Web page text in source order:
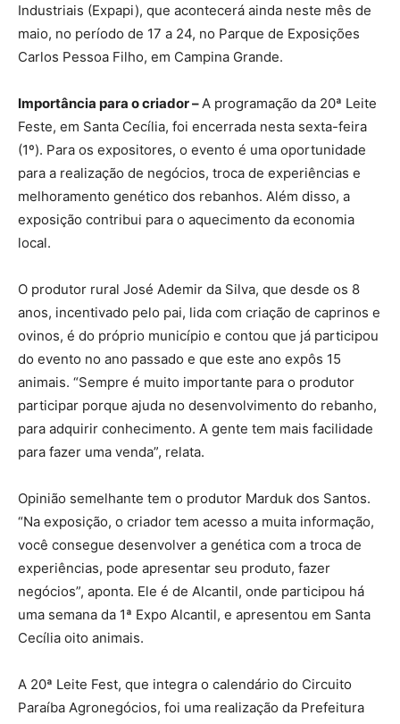
Industriais (Expapi), que acontecerá ainda neste mês de
maio, no período de 17 a 24, no Parque de Exposições
Carlos Pessoa Filho, em Campina Grande.
Importância para o criador –A programação da 20ª Leite
Feste, em Santa Cecília, foi encerrada nesta sexta-feira
(1º). Para os expositores, o evento é uma oportunidade
para a realização de negócios, troca de experiências e
melhoramento genético dos rebanhos. Além disso, a
exposição contribui para o aquecimento da economia
local.
O produtor rural José Ademir da Silva, que desde os 8
anos, incentivado pelo pai, lida com criação de caprinos e
ovinos, é do próprio município e contou que já participou
do evento no ano passado e que este ano expôs 15
animais. “Sempre é muito importante para o produtor
participar porque ajuda no desenvolvimento do rebanho,
para adquirir conhecimento. A gente tem mais facilidade
para fazer uma venda”, relata.
Opinião semelhante tem o produtor Marduk dos Santos.
“Na exposição, o criador tem acesso a muita informação,
você consegue desenvolver a genética com a troca de
experiências, pode apresentar seu produto, fazer
negócios”, aponta. Ele é de Alcantil, onde participou há
uma semana da 1ª Expo Alcantil, e apresentou em Santa
Cecília oito animais.
A 20ª Leite Fest, que integra o calendário do Circuito
Paraíba Agronegócios, foi uma realização da Prefeitura